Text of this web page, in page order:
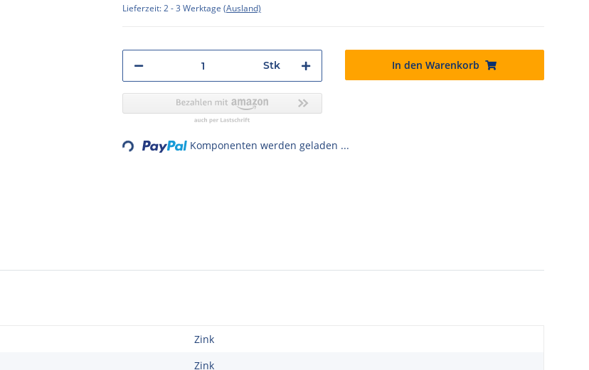
Lieferzeit:2 - 3 Werktage (Ausland)
Stk In den Warenkorb
Loading... Komponenten werden geladen ...
Zink
Zink